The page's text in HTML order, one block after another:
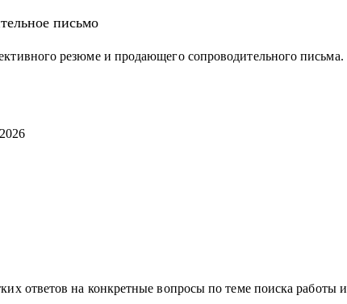
письмо
резюме и продающего сопроводительного письма.
ответов на конкретные вопросы по теме поиска работы и